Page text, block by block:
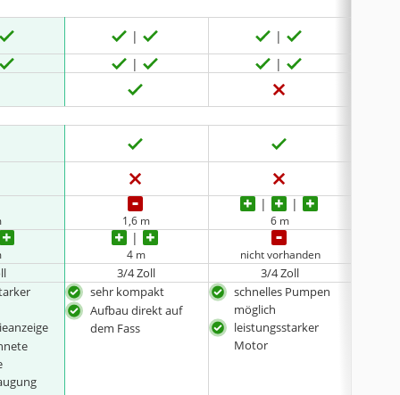
1,6 m 6 m
4 m nicht vorhanden
3/4 Zoll 3/4 Zoll
sehr kompakt
Aufbau direkt auf
dem Fass
schnelles Pumpen
möglich
leistungsstarker
Motor